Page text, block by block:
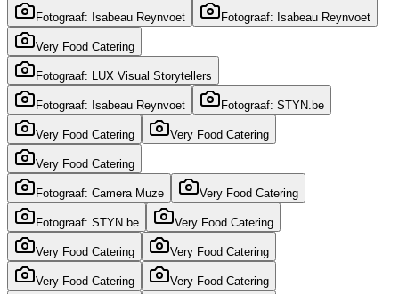
Fotograaf: Isabeau Reynvoet Fotograaf: Isabeau Reynvoet
Very Food Catering
Fotograaf: LUX Visual Storytellers
Fotograaf: Isabeau Reynvoet Fotograaf: STYN.be
Very Food Catering Very Food Catering
Very Food Catering
Fotograaf: Camera Muze Very Food Catering
Fotograaf: STYN.be Very Food Catering
Very Food Catering Very Food Catering
Very Food Catering Very Food Catering